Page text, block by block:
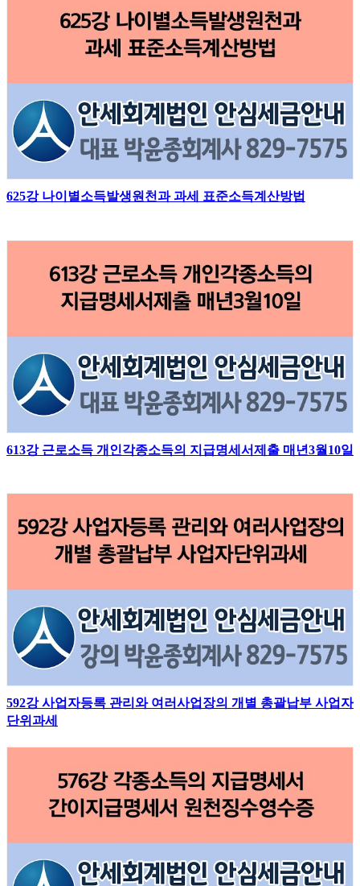
625강 나이별소득발생원천과 과세 표준소득계산방법
613강 근로소득 개인각종소득의 지급명세서제출 매년3월10일
592강 사업자등록 관리와 여러사업장의 개별 총괄납부 사업자
단위과세